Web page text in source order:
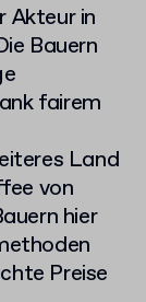
Akteur in
Bauern
fairem
Land
von
hier
Preise